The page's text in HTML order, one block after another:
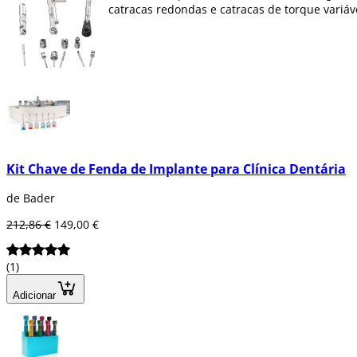
catracas redondas e catracas de torque
Kit Chave de Fenda de Implante para Clínica Dentária
de Bader
212,86 € 149,00 €
(1)
Adicionar